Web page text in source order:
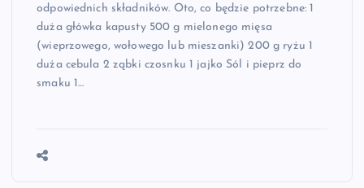
odpowiednich składników. Oto, co będzie potrzebne: 1
duża główka kapusty 500 g mielonego mięsa
(wieprzowego, wołowego lub mieszanki) 200 g ryżu 1
duża cebula 2 ząbki czosnku 1 jajko Sól i pieprz do
smaku 1…